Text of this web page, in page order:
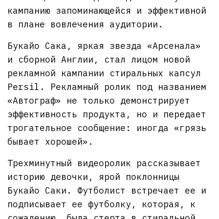
кампанию запоминающейся и эффективной
в плане вовлечения аудитории.
Букайо Сака, яркая звезда «Арсенала»
и сборной Англии, стал лицом новой
рекламной кампании стиральных капсул
Persil. Рекламный ролик под названием
«Автограф» не только демонстрирует
эффективность продукта, но и передает
трогательное сообщение: иногда «грязь
бывает хорошей».
Трехминутный видеоролик рассказывает
историю девочки, ярой поклонницы
Букайо Саки. Футболист встречает ее и
подписывает ее футболку, которая, к